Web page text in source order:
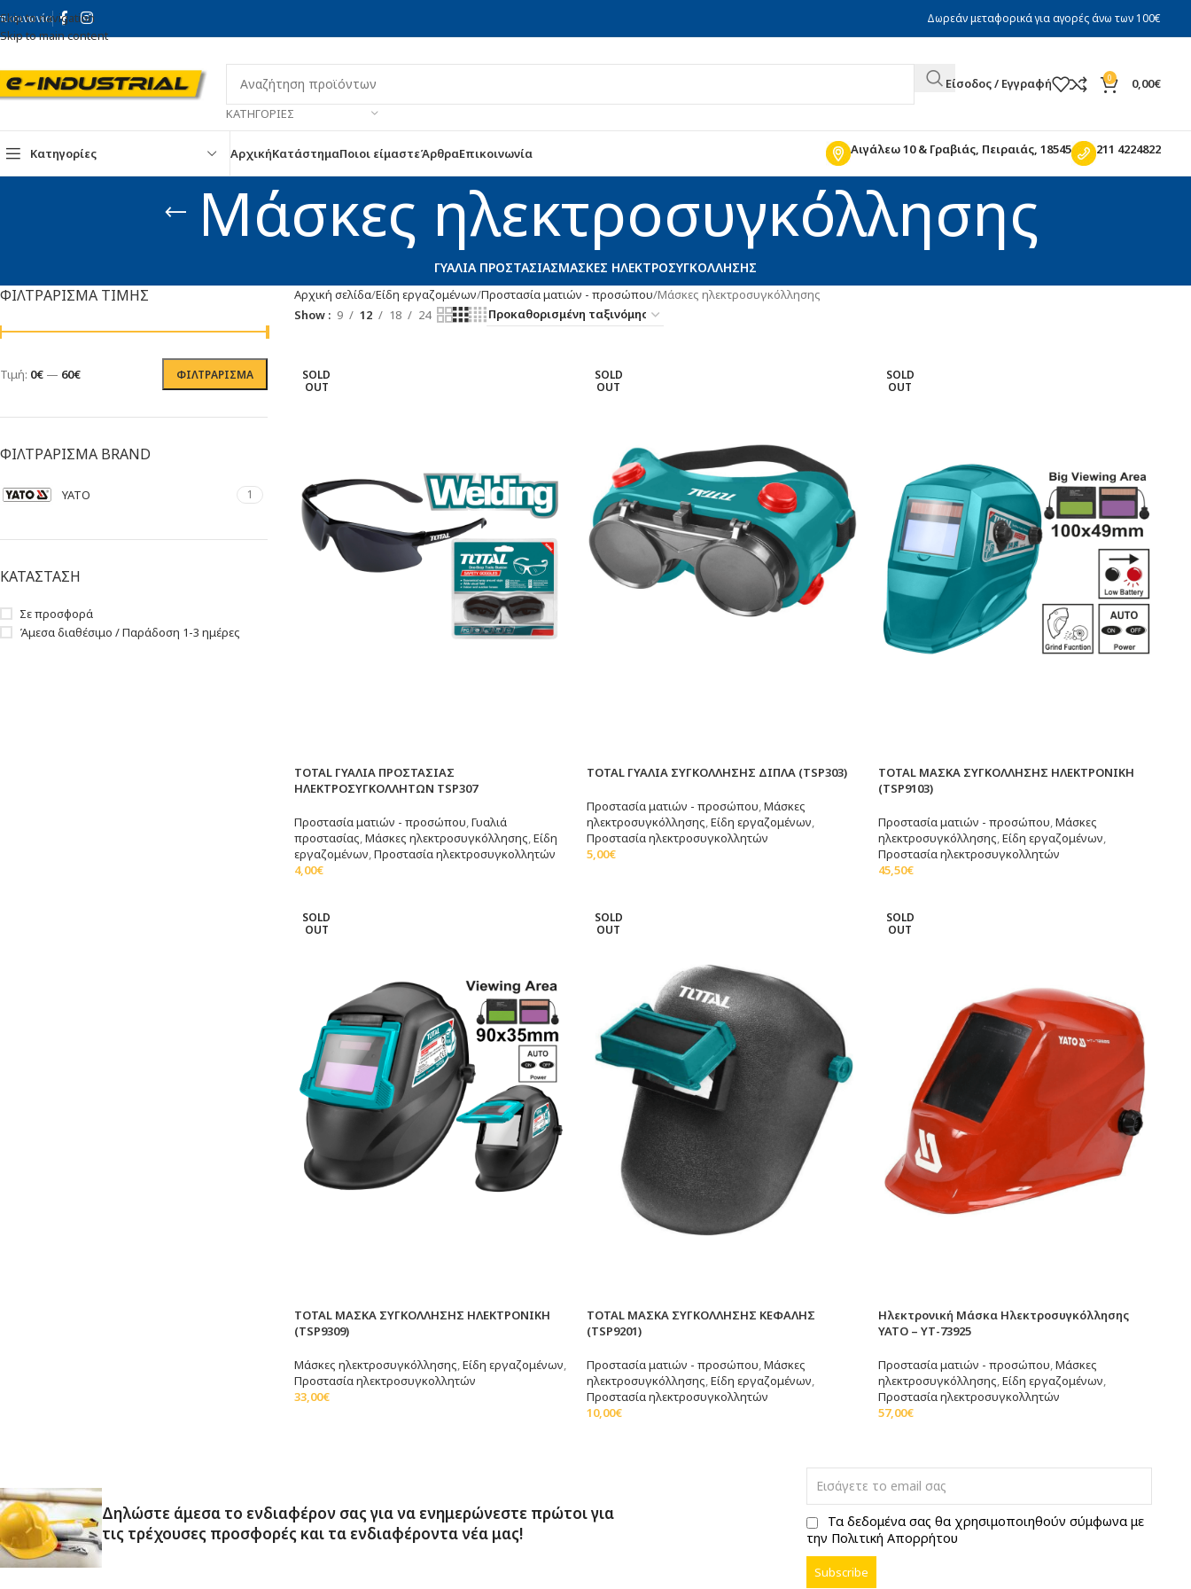
Skip to navigation
Skip to main content
Δωρεάν μεταφορικά για αγορές άνω των 100€
ΚΑΤΗΓΟΡΊΕΣ
Είσοδος / Εγγραφή 0 0,00€
Κατηγορίες ΑρχικήΚατάστημαΠοιοι είμαστεΆρθραΕπικοινωνία Αιγάλεω 10 & Γραβιάς, Πειραιάς, 18545 211 4224822
Μάσκες ηλεκτροσυγκόλλησης
ΓΥΑΛΙΆ ΠΡΟΣΤΑΣΊΑΣΜΆΣΚΕΣ ΗΛΕΚΤΡΟΣΥΓΚΌΛΛΗΣΗΣ
ΦΙΛΤΡΑΡΙΣΜΑ ΤΙΜΗΣ
ΦΙΛΤΡΆΡΙΣΜΑ
Τιμή: 0€ — 60€
ΦΙΛΤΡΑΡΙΣΜΑ BRAND
YATO 1
ΚΑΤΑΣΤΑΣΗ
Σε προσφορά
Άμεσα διαθέσιμο / Παράδοση 1-3 ημέρες
Αρχική σελίδα Είδη εργαζομένων Προστασία ματιών - προσώπου Μάσκες ηλεκτροσυγκόλλησης
Show
9 12 18 24
SOLD
OUT
TOTAL ΓΥΑΛΙΑ ΠΡΟΣΤΑΣΙΑΣ
ΗΛΕΚΤΡΟΣΥΓΚΟΛΛΗΤΩΝ TSP307
Προστασία ματιών - προσώπου,Γυαλιά
προστασίας,Μάσκες ηλεκτροσυγκόλλησης,Είδη
εργαζομένων,Προστασία ηλεκτροσυγκολλητών
4,00€
SOLD
OUT
TOTAL ΓΥΑΛΙΑ ΣΥΓΚΟΛΛΗΣΗΣ ΔΙΠΛΑ (TSP303)
Προστασία ματιών - προσώπου,Μάσκες
ηλεκτροσυγκόλλησης,Είδη εργαζομένων,
Προστασία ηλεκτροσυγκολλητών
5,00€
SOLD
OUT
TOTAL ΜΑΣΚΑ ΣΥΓΚΟΛΛΗΣΗΣ ΗΛΕΚΤΡΟΝΙΚΗ
(TSP9103)
Προστασία ματιών - προσώπου,Μάσκες
ηλεκτροσυγκόλλησης,Είδη εργαζομένων,
Προστασία ηλεκτροσυγκολλητών
45,50€
SOLD
OUT
TOTAL ΜΑΣΚΑ ΣΥΓΚΟΛΛΗΣΗΣ ΗΛΕΚΤΡΟΝΙΚΗ
(TSP9309)
Μάσκες ηλεκτροσυγκόλλησης ,Είδη εργαζομένων
Προστασία ηλεκτροσυγκολλητών
33,00€
SOLD
OUT
TOTAL ΜΑΣΚΑ ΣΥΓΚΟΛΛΗΣΗΣ ΚΕΦΑΛΗΣ
(TSP9201)
Προστασία ματιών - προσώπου Μάσκες
ηλεκτροσυγκόλλησης Είδη εργαζομένων
Προστασία ηλεκτροσυγκολλητών
10,00€
SOLD
OUT
Ηλεκτρονική Μάσκα Ηλεκτροσυγκόλλησης
YATO – ΥΤ-73925
Προστασία ματιών - προσώπου Μάσκες
ηλεκτροσυγκόλλησης Είδη εργαζομένων
Προστασία ηλεκτροσυγκολλητών
57,00€
Δηλώστε άμεσα το ενδιαφέρον σας για να ενημερώνεστε πρώτοι για
τις τρέχουσες προσφορές και τα ενδιαφέροντα νέα μας!
Τα δεδομένα σας θα χρησιμοποιηθούν σύμφωνα με
την Πολιτική Απορρήτου